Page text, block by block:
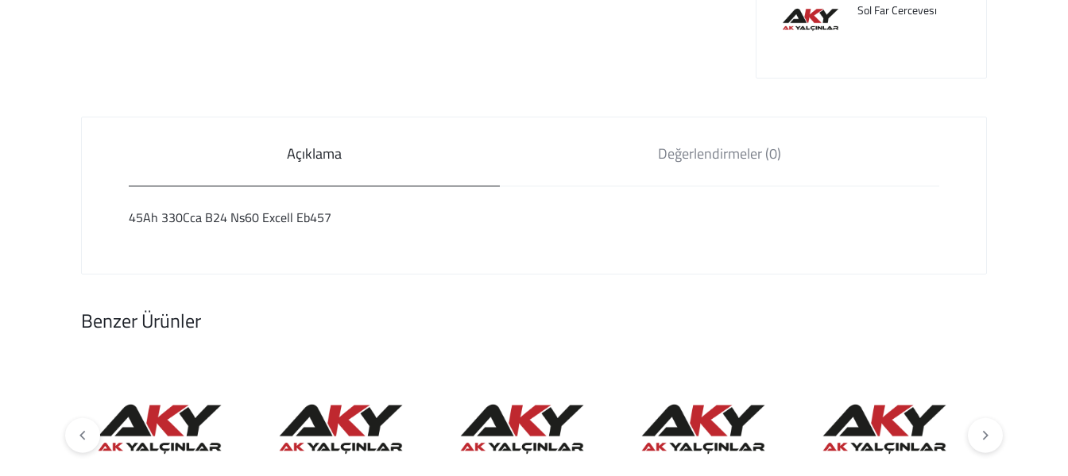
Sol Far Cercevesı
Açıklama Değerlendirmeler (0)
45Ah 330Cca B24 Ns60 Excell Eb457
Benzer Ürünler